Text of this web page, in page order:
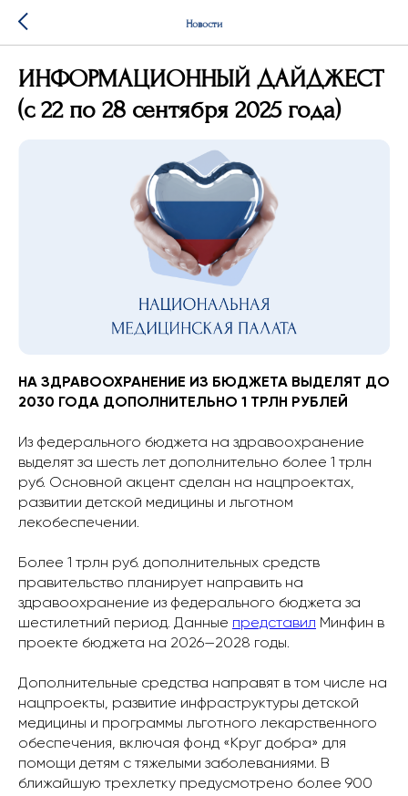
Новости
ИНФОРМАЦИОННЫЙ ДАЙДЖЕСТ
(с 22 по 28 сентября 2025 года)
НА ЗДРАВООХРАНЕНИЕ ИЗ БЮДЖЕТА ВЫДЕЛЯТ ДО
2030 ГОДА ДОПОЛНИТЕЛЬНО 1 ТРЛН РУБЛЕЙ
Из федерального бюджета на здравоохранение
выделят за шесть лет дополнительно более 1 трлн
руб. Основной акцент сделан на нацпроектах,
развитии детской медицины и льготном
лекобеспечении.
Более 1 трлн руб. дополнительных средств
правительство планирует направить на
здравоохранение из федерального бюджета за
шестилетний период. Данные представил Минфин в
проекте бюджета на 2026—2028 годы.
Дополнительные средства направят в том числе на
нацпроекты, развитие инфраструктуры детской
медицины и программы льготного лекарственного
обеспечения, включая фонд «Круг добра» для
помощи детям с тяжелыми заболеваниями. В
ближайшую трехлетку предусмотрено более 900